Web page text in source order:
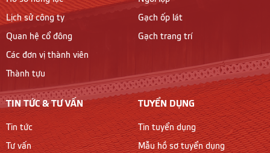
Hồ sơ năng lực
Lịch sử công ty
Quan hệ cổ đông
Các đơn vị thành viên
Thành tựu
Ngói lợp
Gạch ốp lát
Gạch trang trí
TIN TỨC & TƯ VẤN
Tin tức
TUYỂN DỤNG
Tin tuyển dụng